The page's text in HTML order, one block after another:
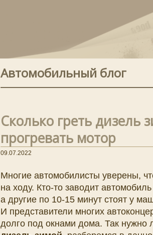
Автомобильный блог
Сколько греть дизель
прогревать мотор
09.07.2022
Многие автомобилисты уверены,
на ходу. Кто-то заводит
а другие по 10-15 минут стоят у
И представители многих
долго под окнами дома. Так нужно